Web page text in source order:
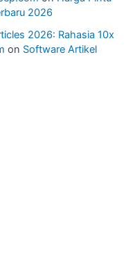
2026
2026: Rahasia 10x
on Software Artikel